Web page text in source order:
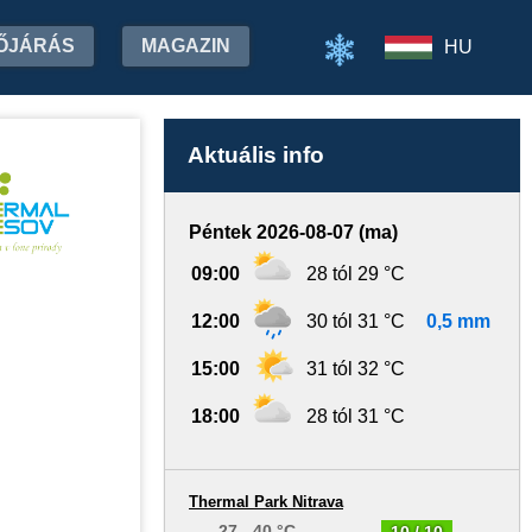
MAGAZIN HU
Aktuális info
Péntek 2026-08-07 (ma)
09:00 28 tól 29 °C
12:00 30 tól 31 °C 0,5 mm
15:00 31 tól 32 °C
18:00 28 tól 31 °C
Thermal Park Nitrava